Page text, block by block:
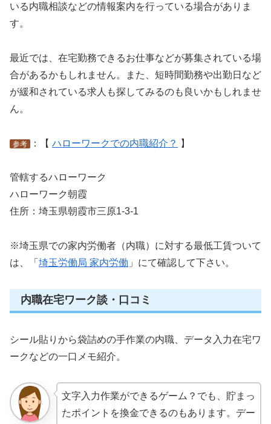
いる内職相談などの情報案内を行っている場合がありま
す。
最近では、在宅勤務できるお仕事などが募集されている場
合があるかもしれません。また、短時間勤務や出勤日など
が緩和されている求人も探してみるのも良いかもしれませ
ん。
参考 ：【 ハローワークでの内職紹介？ 】
管轄するハローワーク
ハローワーク朝霞
住所：埼玉県朝霞市三原1-3-1
※埼玉県での家内労働者（内職）に対する最低工賃ついて
は、「 埼玉労働局 家内労働 」にて確認して下さい。
内職在宅ワーク談・口コミ
シール貼りから袋詰めの手作業の内職、データ入力在宅ワ
ークなどの一口メモ紹介。
文字入力作業ができるゲーム？でも、貯まっ
たポイントを換金できるのもあります。デー